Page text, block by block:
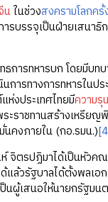
นในช่วงสงครามโลกครั้
บรรจุเป็นฝ่ายเสนาธิ
การทหารบก โดยมีบ
ารทางการทหารในปร
งประเทศไทยมีความรุ
ราชทานสร้างเหรียญ
คงภายใน (กอ.รมน.)
รปฏิมาได้เป็นหัวคณ
ล้วรัฐบาลได้ตั้งพลเอ
ผู้เสนอให้นายกรัฐมน